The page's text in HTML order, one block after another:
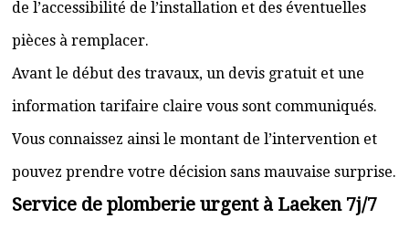
de l’accessibilité de l’installation et des éventuelles
pièces à remplacer.
Avant le début des travaux, un devis gratuit et une
information tarifaire claire vous sont communiqués.
Vous connaissez ainsi le montant de l’intervention et
pouvez prendre votre décision sans mauvaise surprise.
Service de plomberie urgent à Laeken 7j/7